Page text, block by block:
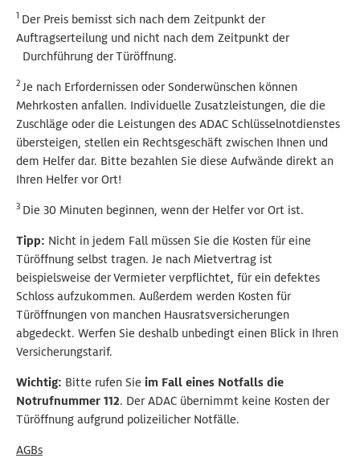
1 Der Preis bemisst sich nach dem Zeitpunkt der
Auftragserteilung und nicht nach dem Zeitpunkt der
Durchführung der Türöffnung.
2 Je nach Erfordernissen oder Sonderwünschen können
Mehrkosten anfallen. Individuelle Zusatzleistungen, die die
Zuschläge oder die Leistungen des ADAC Schlüsselnotdienstes
übersteigen, stellen ein Rechtsgeschäft zwischen Ihnen und
dem Helfer dar. Bitte bezahlen Sie diese Aufwände direkt an
Ihren Helfer vor Ort!
3 Die 30 Minuten beginnen, wenn der Helfer vor Ort ist.
Tipp: Nicht in jedem Fall müssen Sie die Kosten für eine
Türöffnung selbst tragen. Je nach Mietvertrag ist
beispielsweise der Vermieter verpflichtet, für ein defektes
Schloss aufzukommen. Außerdem werden Kosten für
Türöffnungen von manchen Hausratsversicherungen
abgedeckt. Werfen Sie deshalb unbedingt einen Blick in Ihren
Versicherungstarif.
Wichtig: Bitte rufen Sie im Fall eines Notfalls die
Notrufnummer 112. Der ADAC übernimmt keine Kosten der
Türöffnung aufgrund polizeilicher Notfälle.
AGBs